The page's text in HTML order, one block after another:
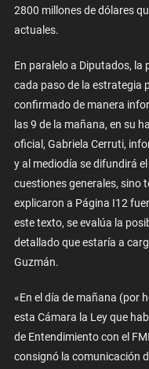
2800 millones de dólares
actuales.
En paralelo a Diputados, la
cada paso de la estrategia
confirmado de manera
las 9 de la mañana, en su
oficial, Gabriela Cerruti,
y al mediodía se difundirá
cuestiones generales, sino
explicaron a Página I12
este texto, se evalúa la
detallado que estaría a
Guzmán.
«En el día de mañana (por
esta Cámara la Ley que
de Entendimiento con el
consignó la comunicación